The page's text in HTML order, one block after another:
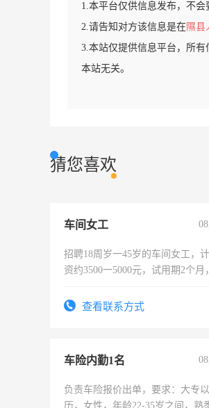
1.本平台仅供信息发布，不会
2.请告知对方该信息是在隰县
3.本站仅提供信息平台，所
本站无关。
猜您喜欢
车间女工
招聘18周岁一45岁的车间女工，
资约3500一5000元，试用期2个月
查看联系方式
车险内勤1名
负责车险报价出单，要求：大专
历，女性，年龄22-35岁之间，熟